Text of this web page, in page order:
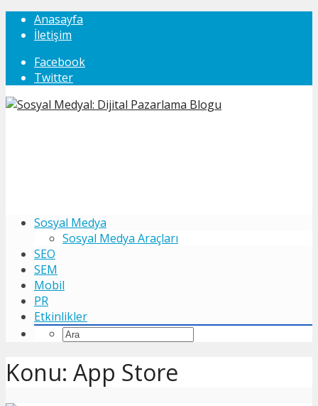
Anasayfa
İletişim
Facebook
Twitter
Sosyal Medya
Sosyal Medya Araçları
SEO
SEM
Mobil
PR
Etkinlikler
Konu: App Store